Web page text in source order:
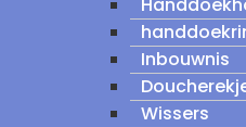
Inbouwnis
Wissers